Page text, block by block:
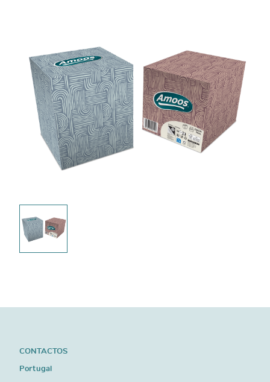
CONTACTOS
Portugal